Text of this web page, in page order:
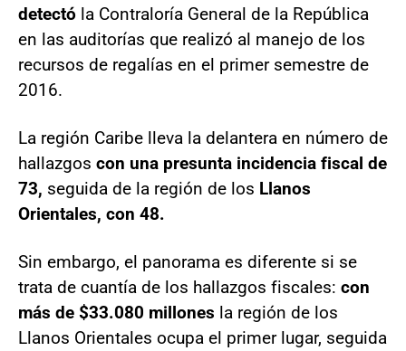
detectó la Contraloría General de la República
en las auditorías que realizó al manejo de los
recursos de regalías en el primer semestre de
2016.
La región Caribe lleva la delantera en número de
hallazgos con una presunta incidencia fiscal de
73, seguida de la región de los Llanos
Orientales, con 48.
Sin embargo, el panorama es diferente si se
trata de cuantía de los hallazgos fiscales: con
más de $33.080 millones la región de los
Llanos Orientales ocupa el primer lugar, seguida